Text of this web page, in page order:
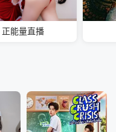
正能量直播